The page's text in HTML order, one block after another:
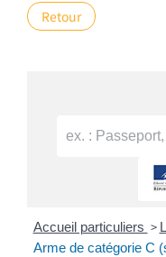
Retour
Accueil particuliers >
Arme de catégorie C